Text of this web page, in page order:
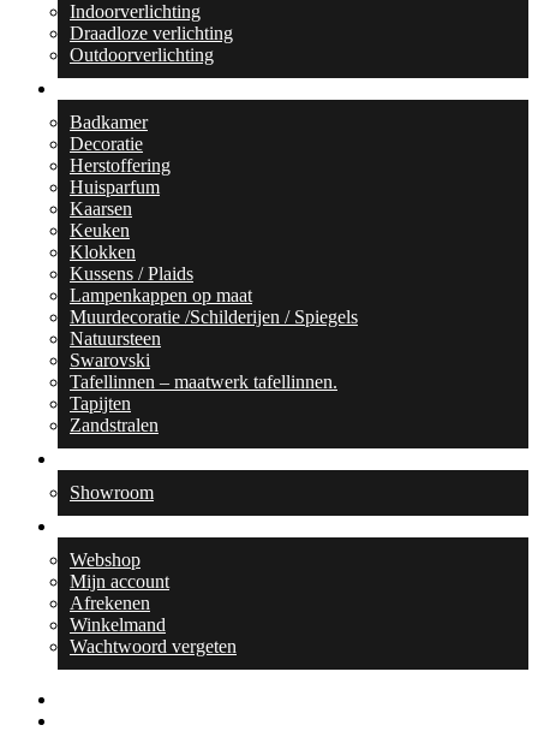
Indoorverlichting
Draadloze verlichting
Outdoorverlichting
Badkamer
Decoratie
Herstoffering
Huisparfum
Kaarsen
Keuken
Klokken
Kussens / Plaids
Lampenkappen op maat
Muurdecoratie /Schilderijen / Spiegels
Natuursteen
Swarovski
Tafellinnen – maatwerk tafellinnen.
Tapijten
Zandstralen
Showroom
Webshop
Mijn account
Afrekenen
Winkelmand
Wachtwoord vergeten